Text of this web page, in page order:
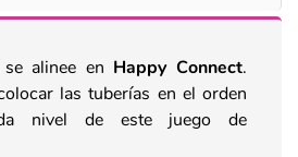
alinee en Happy Connect.
las tuberías en el orden
nivel de este juego de